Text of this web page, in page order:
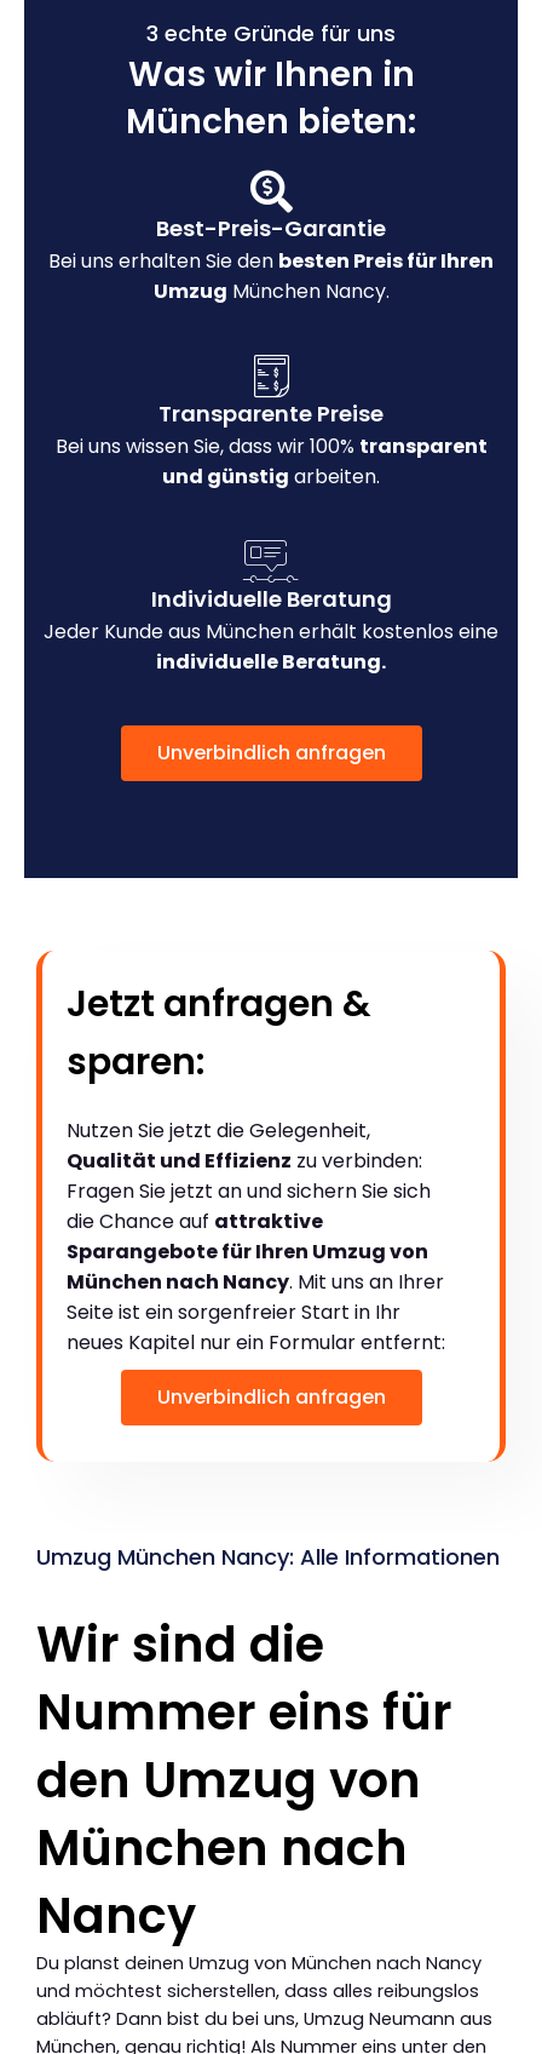
3 echte Gründe für uns
Was wir Ihnen in
München bieten:
Best-Preis-Garantie
Bei uns erhalten Sie den besten Preis für Ihren
Umzug München Nancy.
Transparente Preise
Bei uns wissen Sie, dass wir 100% transparent
und günstig arbeiten.
Individuelle Beratung
Jeder Kunde aus München erhält kostenlos eine
individuelle Beratung.
Unverbindlich anfragen
Jetzt anfragen &
sparen:
Nutzen Sie jetzt die Gelegenheit,
Qualität und Effizienz zu verbinden:
Fragen Sie jetzt an und sichern Sie sich
die Chance auf attraktive
Sparangebote für Ihren Umzug von
München nach Nancy. Mit uns an Ihrer
Seite ist ein sorgenfreier Start in Ihr
neues Kapitel nur ein Formular entfernt:
Unverbindlich anfragen
Umzug München Nancy: Alle Informationen
Wir sind die
Nummer eins für
den Umzug von
München nach
Nancy
Du planst deinen Umzug von München nach Nancy
und möchtest sicherstellen, dass alles reibungslos
abläuft? Dann bist du bei uns, Umzug Neumann aus
München, genau richtig! Als Nummer eins unter den